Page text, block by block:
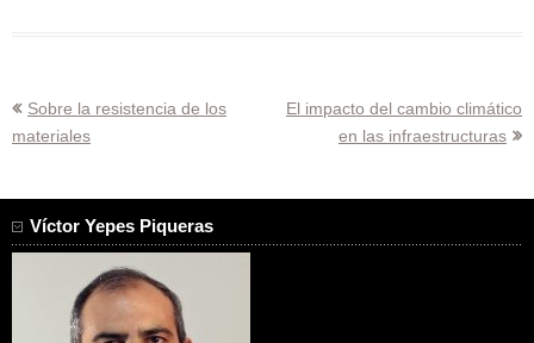
Navegación
de
Sobre la resistencia de los
materiales
El impacto del cambio climático
en las infraestructuras
Víctor Yepes Piqueras